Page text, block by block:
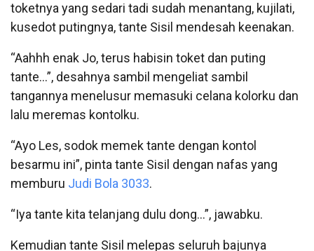
toketnya yang sedari tadi sudah menantang, kujilati,
kusedot putingnya, tante Sisil mendesah keenakan.
“Aahhh enak Jo, terus habisin toket dan puting
tante…”, desahnya sambil mengeliat sambil
tangannya menelusur memasuki celana kolorku dan
lalu meremas kontolku.
“Ayo Les, sodok memek tante dengan kontol
besarmu ini”, pinta tante Sisil dengan nafas yang
memburu Judi Bola 3033.
“Iya tante kita telanjang dulu dong…”, jawabku.
Kemudian tante Sisil melepas seluruh bajunya